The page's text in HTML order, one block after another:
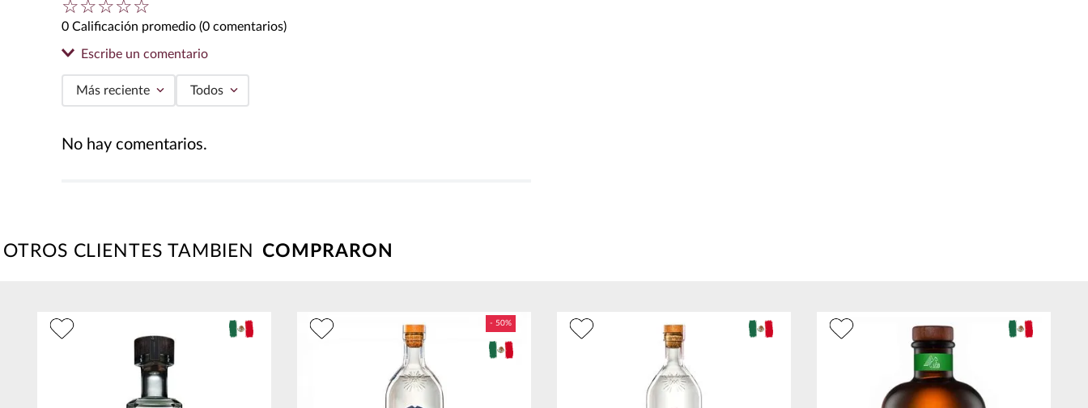
☆☆☆☆☆
0 Calificación promedio (0 comentarios)
Escribe un comentario
Título
★★★★ ★
Dirección de email
Escribe un comentario
Más reciente Todos
No hay comentarios.
OTROS CLIENTES TAMBIEN